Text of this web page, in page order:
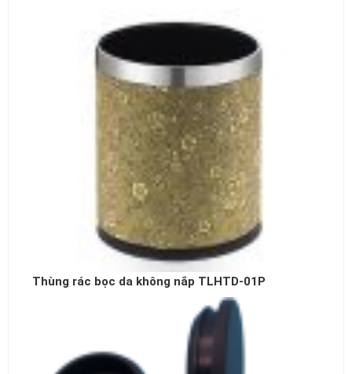
Thùng rác bọc da không nắp TLHTD-01P